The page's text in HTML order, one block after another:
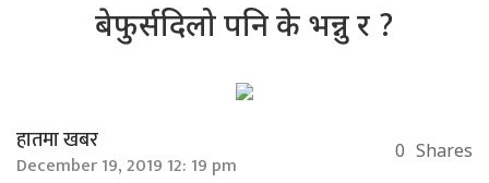
बेफुर्सदिलो पनि के भन्नु र ?
हातमा खबर
December 19, 2019 12: 19 pm 0 Shares